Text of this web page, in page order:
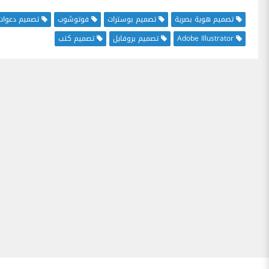
تصميم هوية بصرية تصميم بوسترات فوتوشوب تصميم
Adobe Illustrator
تصميم بروفايل تصميم كتب